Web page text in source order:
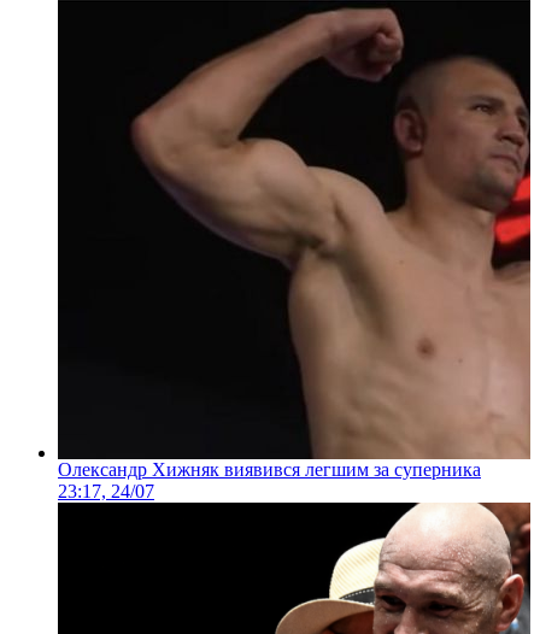
Олександр Хижняк виявився легшим за суперника
23:17, 24/07